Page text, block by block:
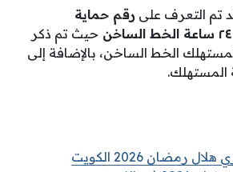
تم التعرف على رقم حماية
حيث تم ذكر
الخط الساخن، بالإضافة إلى
المستهلك.
رمضان 2026 الكويت